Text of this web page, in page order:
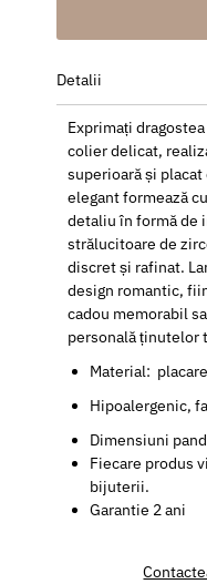
Detalii
Exprimați
colier delicat,
superioară și
elegant formează
detaliu în formă de
strălucitoare de
discret și rafinat.
design romantic,
cadou memorabil
personală ținutelor
Material:
Hipoalergenic,
Dimensiuni
Fiecare produs
bijuterii.
Garantie 2 ani